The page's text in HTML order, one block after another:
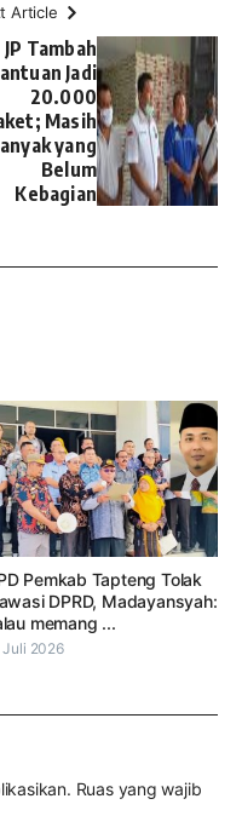
Article
JP Tambah
Jadi
20.000
Masih
yang
Belum
Kebagian
Pemkab Tapteng Tolak
DPRD, Madayansyah:
memang ...
Juli 2026
Ruas yang wajib